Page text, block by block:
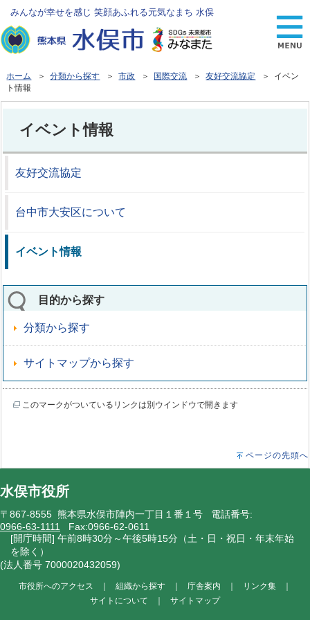
みんなが幸せを感じ 笑顔あふれる元気なまち 水俣
ホーム ＞分類から探す ＞市政 ＞ 国際交流 ＞友好交流協定
＞ イベン
ト情報
イベント情報
友好交流協定
台中市大安区について
イベント情報
目的から探す
分類から探す
サイトマップから探す
このマークがついているリンクは別ウインドウで開きます
ページの先頭へ
水俣市役所
〒867-8555 熊本県水俣市陣内一丁目１番１号 電話番号:
0966-63-1111 Fax:0966-62-0611
[開庁時間] 午前8時30分～午後5時15分（土・日・祝日・年末年始
を除く）
(法人番号 7000020432059)
市役所へのアクセス 組織から探す 庁舎案内 リンク集
サイトについて
サイトマップ